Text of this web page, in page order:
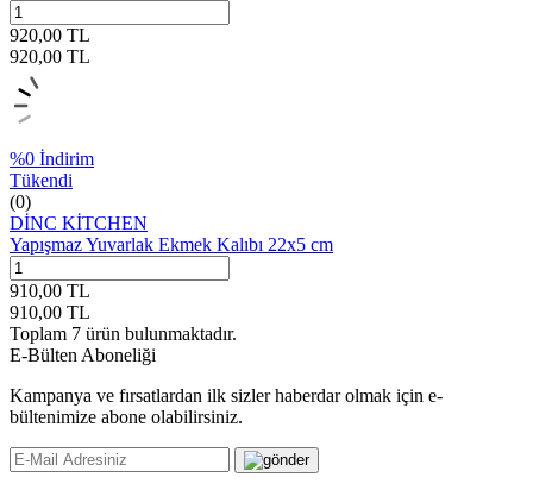
920,00 TL
920,00 TL
%0 İndirim
Tükendi
(0)
DİNC KİTCHEN
Yapışmaz Yuvarlak Ekmek Kalıbı 22x5 cm
910,00 TL
910,00 TL
Toplam 7 ürün bulunmaktadır.
E-Bülten Aboneliği
Kampanya ve fırsatlardan ilk sizler haberdar olmak için e-
bültenimize abone olabilirsiniz.